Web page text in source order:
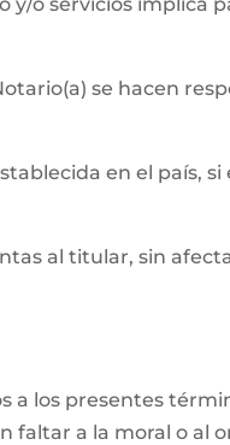
se hacen
en el país, si
al titular, sin
a los presentes
faltar a la moral o al